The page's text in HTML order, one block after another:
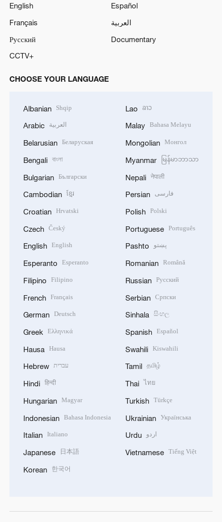
English
Español
Français
العربية
Русский
Documentary
CCTV+
CHOOSE YOUR LANGUAGE
Albanian Shqip
Arabic العربية
Belarusian Беларуская
Bengali বাংলা
Bulgarian Български
Cambodian ខ្មែរ
Croatian Hrvatski
Czech Český
English English
Esperanto Esperanto
Filipino Filipino
French Français
German Deutsch
Greek Ελληνικά
Hausa Hausa
Hebrew עברית
Hindi हिन्दी
Hungarian Magyar
Indonesian Bahasa Indonesia
Italian Italiano
Japanese 日本語
Korean 한국어
Lao ລາວ
Malay Bahasa Melayu
Mongolian Монгол
Myanmar မြန်မာဘာသာ
Nepali नेपाली
Persian فارسی
Polish Polski
Portuguese Português
Pashto پښتو
Romanian Română
Russian Русский
Serbian Српски
Sinhala සිංහල
Spanish Español
Swahili Kiswahili
Tamil தமிழ்
Thai ไทย
Turkish Türkçe
Ukrainian Українська
Urdu اردو
Vietnamese Tiếng Việt